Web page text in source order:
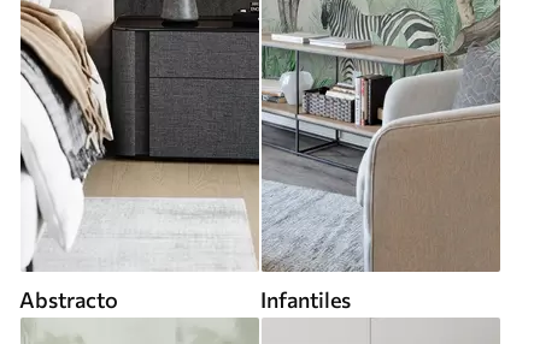
Abstracto Infantiles